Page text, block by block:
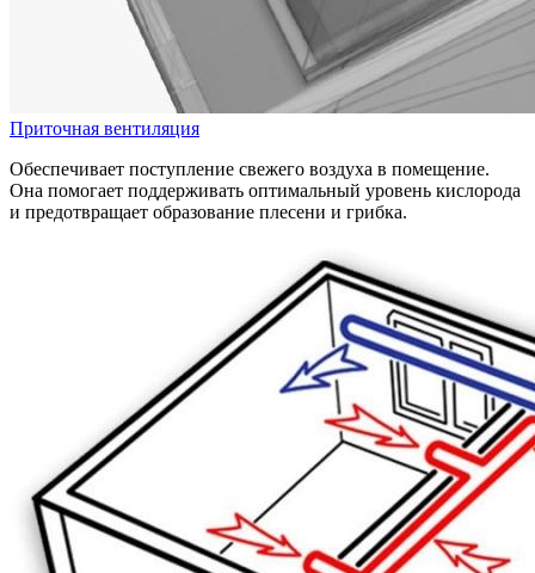
Приточная вентиляция
Обеспечивает поступление свежего воздуха в помещение.
Она помогает поддерживать оптимальный уровень кислорода
и предотвращает образование плесени и грибка.